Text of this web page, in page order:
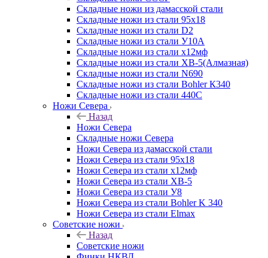
Складные ножи из дамасской стали
Складные ножи из стали 95х18
Складные ножи из стали D2
Складные ножи из стали У10А
Складные ножи из стали х12мф
Складные ножи из стали ХВ-5(Алмазная)
Складные ножи из стали N690
Складные ножи из стали Bohler К340
Складные ножи из стали 440С
Ножи Севера
Назад
Ножи Севера
Складные ножи Севера
Ножи Севера из дамасской стали
Ножи Севера из стали 95х18
Ножи Севера из стали х12мф
Ножи Севера из стали ХВ-5
Ножи Севера из стали У8
Ножи Севера из стали Bohler K 340
Ножи Севера из стали Elmax
Советские ножи
Назад
Советские ножи